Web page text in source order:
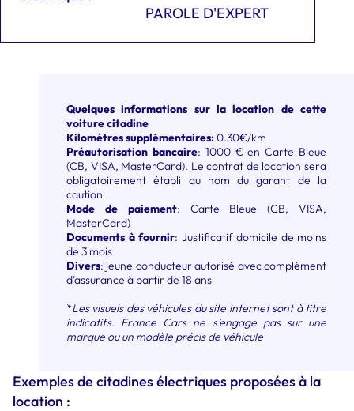
PAROLE D'EXPERT
Quelques informations sur la location de cette
voiture citadine
Kilomètres supplémentaires:0.30€/km
Préautorisation bancaire: 1000 € en Carte Bleue
(CB, VISA, MasterCard). Le contrat de location sera
obligatoirement établi au nom du garant de la
caution
Mode de paiement: Carte Bleue (CB, VISA,
MasterCard)
Documents à fournir: Justificatif domicile de moins
de 3 mois
Divers: jeune conducteur autorisé avec complément
d’assurance à partir de 18 ans
*Les visuels des véhicules du site internet sont à titre
indicatifs. France Cars ne s’engage pas sur une
marque ou un modèle précis de véhicule
Exemples de citadines électriques proposées à la
location :